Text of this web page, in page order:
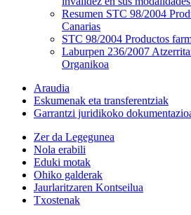
Resumen STC 98/2004
Canarias
STC 98/2004 Productos
Laburpen 236/2007
Organikoa
Araudia
Eskumenak eta transferentziak
Garrantzi juridikoko
Zer da Legegunea
Nola erabili
Eduki motak
Ohiko galderak
Jaurlaritzaren Kontseilua
Txostenak